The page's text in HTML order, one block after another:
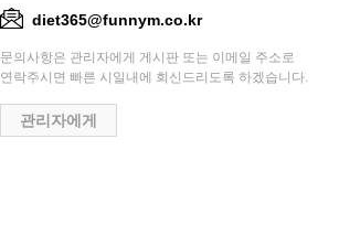
diet365@funnym.co.kr
문의사항은 관리자에게 게시판 또는 이메일 주소로
연락주시면 빠른 시일내에 회신드리도록 하겠습니다.
관리자에게